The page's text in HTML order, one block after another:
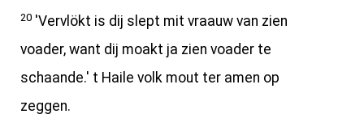
20 'Vervlökt is dij slept mit vraauw van zien
voader, want dij moakt ja zien voader te
schaande.' t Haile volk mout ter amen op
zeggen.